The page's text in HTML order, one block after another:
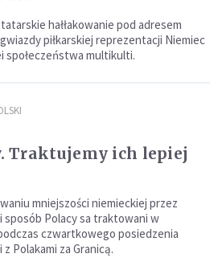
hałłakowanie pod adresem
piłkarskiej reprezentacji Niemiec
społeczeństwa multikulti.
Traktujemy ich lepiej
mniejszości niemieckiej przez
sposób Polacy sa traktowani w
czwartkowego posiedzenia
Polakami za Granicą.